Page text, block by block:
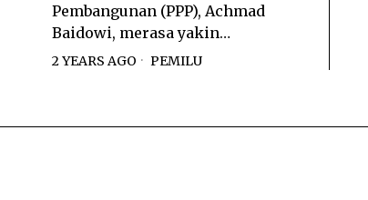
Pembangunan (PPP), Achmad
Baidowi, merasa yakin…
2 YEARS AGO PEMILU